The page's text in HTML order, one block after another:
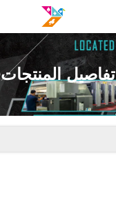
تفاصيل المنتجات